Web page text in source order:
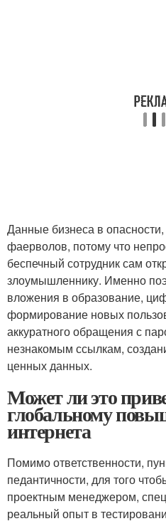
Данные бизнеса в
фаерволов, потому что
беспечный сотрудник сам
злоумышленнику. Именно
вложения в образование,
формирование новых
аккуратного обращения с
незнакомым ссылкам,
ценных данных.
Может ли это
глобальному
интернета
Помимо ответственности,
педантичности, для того
проектным менеджером,
реальный опыт в